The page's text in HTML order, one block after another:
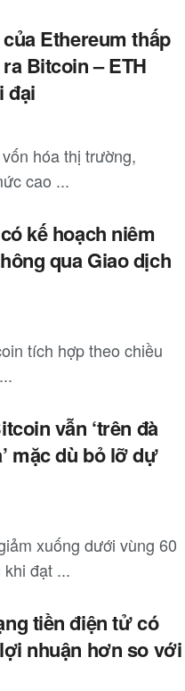
Ethereum thấp
Bitcoin – ETH
đại
hóa thị trường,
cao ...
kế hoạch niêm
qua Giao dịch
tích hợp theo chiều
vẫn ‘trên đà
mặc dù bỏ lỡ dự
xuống dưới vùng 60
đạt ...
tiền điện tử có
nhuận hơn so với